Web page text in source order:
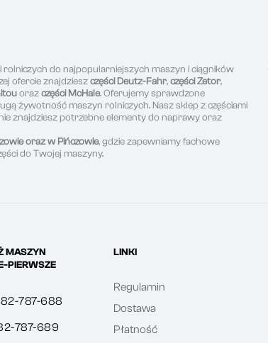
do najpopularniejszych maszyn i ciągników
ofercie znajdzieszczęści Deutz-Fahr,części Zetor,
orazczęści McHale. Oferujemy sprawdzone
żywotność maszyn rolniczych. Nasz sklep z częściami
znajdziesz potrzebne elementy do naprawy oraz
oraz w Pińczowie, gdzie zapewniamy fachowe
do Twojej maszyny.
MASZYN
PIERWSZE
787-688
787-689
LINKI
Regulamin
Dostawa
Płatność